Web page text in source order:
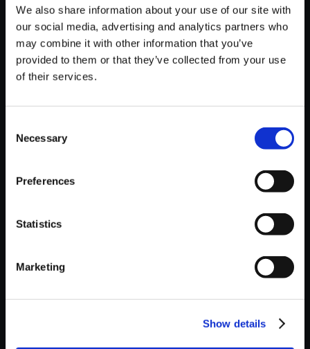
We also share information about your use of our site with
our social media, advertising and analytics partners who
may combine it with other information that you’ve
provided to them or that they’ve collected from your use
of their services.
Selection
Necessary
Preferences
Statistics
Marketing
Show details
【単曲】ストリートファイターII
I サードストライク オリジナ
150円